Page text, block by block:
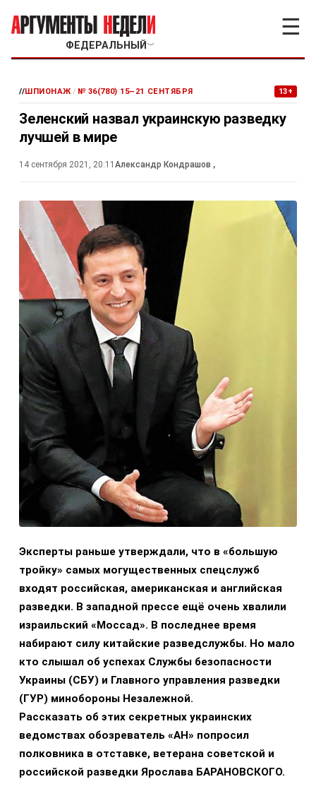
ФЕДЕРАЛЬНЫЙ ﹀
☰
//ШПИОНАЖ / № 36(780) 15–21 СЕНТЯБРЯ 13+
Зеленский назвал украинскую разведку
лучшей в мире
14 сентября 2021, 20:11 Александр Кондрашов ,
Эксперты раньше утверждали, что в «большую
тройку» самых могущественных спецслужб
входят российская, американская и английская
разведки. В западной прессе ещё очень хвалили
израильский «Моссад». В последнее время
набирают силу китайские разведслужбы. Но мало
кто слышал об успехах Службы безопасности
Украины (СБУ) и Главного управления разведки
(ГУР) минобороны Незалежной.
Рассказать об этих секретных украинских
ведомствах обозреватель «АН» попросил
полковника в отставке, ветерана советской и
российской разведки Ярослава БАРАНОВСКОГО.